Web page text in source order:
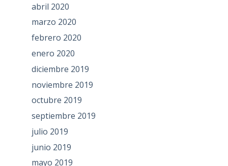
abril 2020
marzo 2020
febrero 2020
enero 2020
diciembre 2019
noviembre 2019
octubre 2019
septiembre 2019
julio 2019
junio 2019
mayo 2019